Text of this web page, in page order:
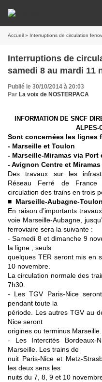
Accueil » Interruptions de circulation
Interruptions de
samedi 8 au mardi 11
Publié le 30/10/2014 à 20:03
Par La voix de NOSTERPACA
INFORMATION DE SNCF
ALPES-
Sont concernées les lignes
- Marseille et Toulon
- Marseille-Miramas via Port
- Avignon Centre et
Des travaux sur les
Réseau Ferré de France
circulation des trains en trois
■ Marseille-Aubagne-Toulon
En raison d’importants
voie Marseille-Aubagne,
ferroviaire sera la suivante :
- Samedi 8 et dimanche 9
la ligne ; seuls
quelques TER seront mis en
10 novembre.
La circulation normale des
7h30.
- Les TGV Paris-Nice
pendant toute la
période. Les autres TGV au
Nice seront
origines ou terminus Marseille.
- Les Intercités Bordeaux-
Marseille. Les trains de
nuit Paris-Nice et Metz-
les deux sens les
nuits du 7, 8, 9 et 10